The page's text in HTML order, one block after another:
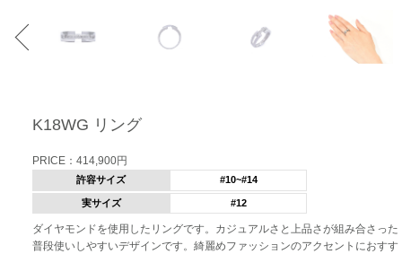
K18WG リング
PRICE：414,900円
許容サイズ #10~#14
実サイズ #12
ダイヤモンドを使用したリングです。カジュアルさと上品さが組み合さった
普段使いしやすいデザインです。綺麗めファッションのアクセントにおすす